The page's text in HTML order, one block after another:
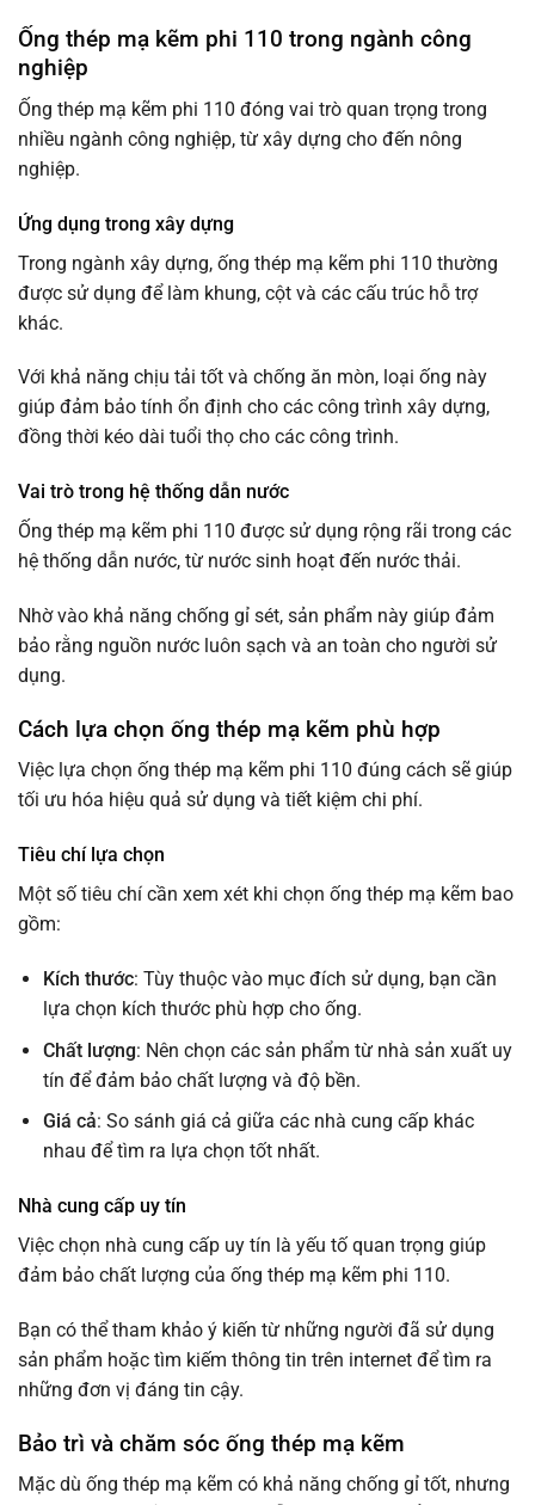
Ống thép mạ kẽm phi 110 trong ngành công
nghiệp
Ống thép mạ kẽm phi 110 đóng vai trò quan trọng trong
nhiều ngành công nghiệp, từ xây dựng cho đến nông
nghiệp.
Ứng dụng trong xây dựng
Trong ngành xây dựng, ống thép mạ kẽm phi 110 thường
được sử dụng để làm khung, cột và các cấu trúc hỗ trợ
khác.
Với khả năng chịu tải tốt và chống ăn mòn, loại ống này
giúp đảm bảo tính ổn định cho các công trình xây dựng,
đồng thời kéo dài tuổi thọ cho các công trình.
Vai trò trong hệ thống dẫn nước
Ống thép mạ kẽm phi 110 được sử dụng rộng rãi trong các
hệ thống dẫn nước, từ nước sinh hoạt đến nước thải.
Nhờ vào khả năng chống gỉ sét, sản phẩm này giúp đảm
bảo rằng nguồn nước luôn sạch và an toàn cho người sử
dụng.
Cách lựa chọn ống thép mạ kẽm phù hợp
Việc lựa chọn ống thép mạ kẽm phi 110 đúng cách sẽ giúp
tối ưu hóa hiệu quả sử dụng và tiết kiệm chi phí.
Tiêu chí lựa chọn
Một số tiêu chí cần xem xét khi chọn ống thép mạ kẽm bao
gồm:
Kích thước: Tùy thuộc vào mục đích sử dụng, bạn cần
lựa chọn kích thước phù hợp cho ống.
Chất lượng: Nên chọn các sản phẩm từ nhà sản xuất uy
tín để đảm bảo chất lượng và độ bền.
Giá cả: So sánh giá cả giữa các nhà cung cấp khác
nhau để tìm ra lựa chọn tốt nhất.
Nhà cung cấp uy tín
Việc chọn nhà cung cấp uy tín là yếu tố quan trọng giúp
đảm bảo chất lượng của ống thép mạ kẽm phi 110.
Bạn có thể tham khảo ý kiến từ những người đã sử dụng
sản phẩm hoặc tìm kiếm thông tin trên internet để tìm ra
những đơn vị đáng tin cậy.
Bảo trì và chăm sóc ống thép mạ kẽm
Mặc dù ống thép mạ kẽm có khả năng chống gỉ tốt, nhưng